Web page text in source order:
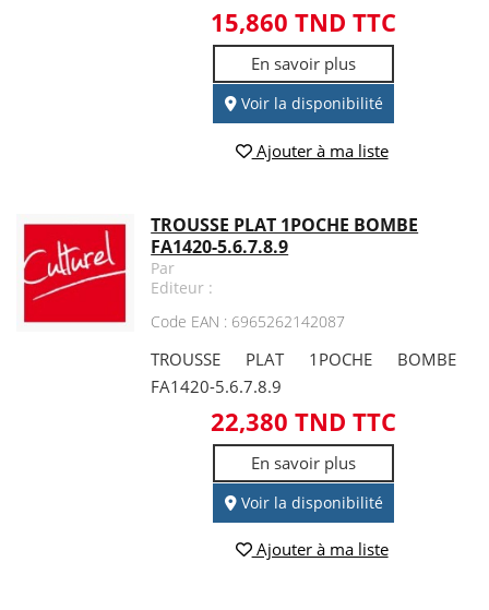
15,860 TND TTC
En savoir plus
Voir la disponibilité
Ajouter à ma liste
TROUSSE PLAT 1POCHE BOMBE
FA1420-5.6.7.8.9
Par
Editeur :
Code EAN : 6965262142087
TROUSSE PLAT 1POCHE BOMBE
FA1420-5.6.7.8.9
22,380 TND TTC
En savoir plus
Voir la disponibilité
Ajouter à ma liste